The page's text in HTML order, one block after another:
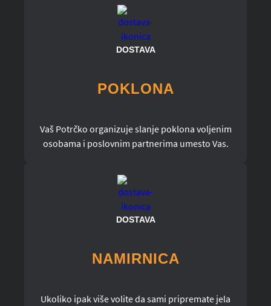
DOSTAVA
POKLONA
Vaš Potrčko organizuje slanje poklona voljenim
osobama i poslovnim partnerima umesto Vas.
DOSTAVA
NAMIRNICA
Ukoliko ipak više volite da sami pripremate jela